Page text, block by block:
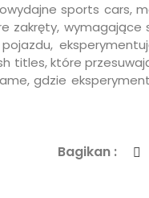
sports cars,
zakręty, wymagające
titles, które
gdzie
Bagikan :